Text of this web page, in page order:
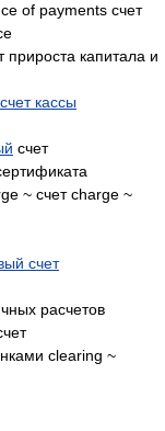
of payments счет
прироста капитала и
счет кассы
счет
~ счет charge ~
счет
расчетов
clearing ~